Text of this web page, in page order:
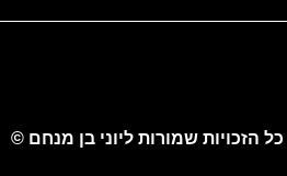
כל הזכויות שמורות ליוני בן מנחם ©